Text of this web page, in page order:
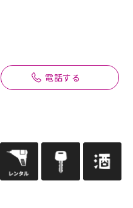
電話する